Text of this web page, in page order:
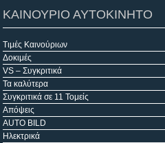
ΚΑΙΝΟΥΡΙΟ ΑΥΤΟΚΙΝΗΤΟ
Τιμές Καινούριων
Δοκιμές
VS – Συγκριτικά
Τα καλύτερα
Συγκριτικά σε 11 Τομείς
Απόψεις
AUTO BILD
Ηλεκτρικά